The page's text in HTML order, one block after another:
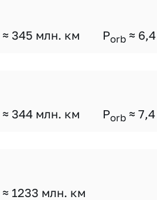
≈ 345 млн. км Porb ≈ 6,4
≈ 344 млн. км Porb ≈ 7,4
≈ 1233 млн. км